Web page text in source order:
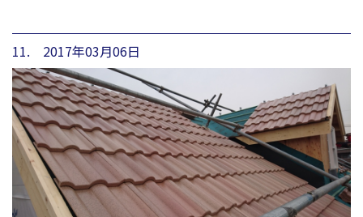
11. 2017年03月06日